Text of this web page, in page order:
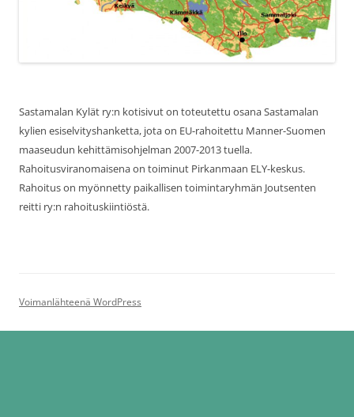
Sastamalan Kylät ry:n kotisivut on toteutettu osana Sastamalan
kylien esiselvityshanketta, jota on EU-rahoitettu Manner-Suomen
maaseudun kehittämisohjelman 2007-2013 tuella.
Rahoitusviranomaisena on toiminut Pirkanmaan ELY-keskus.
Rahoitus on myönnetty paikallisen toimintaryhmän Joutsenten
reitti ry:n rahoituskiintiöstä.
Voimanlähteenä WordPress